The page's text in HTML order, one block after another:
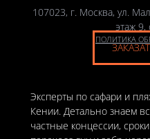
107023, г. Москва, ул.
этаж 9,
ПОЛИТИКА
Эксперты по сафари и
Кении. Детально знаем
частные концессии,